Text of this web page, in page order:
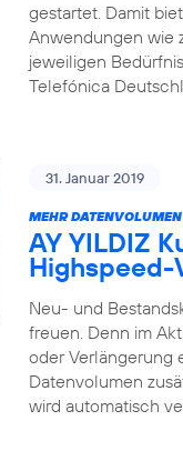
gestartet. Damit
Anwendungen wie
jeweiligen
Telefónica
31. Januar 2019
MEHR
AY YILDIZ
Highspeed-
Neu- und
freuen. Denn im
oder Verlängerung
Datenvolumen
wird automatisch